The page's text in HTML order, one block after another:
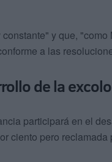
y que,
a las
de la
participará en el
ciento pero